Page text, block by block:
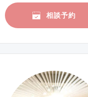
相談予約